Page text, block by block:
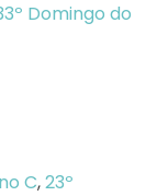
Domingo do
C,23º